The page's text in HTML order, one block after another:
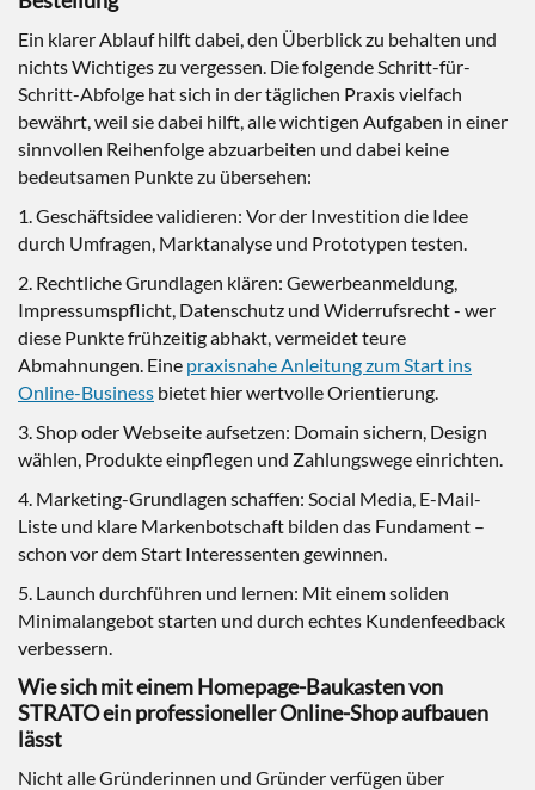
Ein klarer Ablauf hilft dabei, den Überblick zu behalten und
nichts Wichtiges zu vergessen. Die folgende Schritt-für-
Schritt-Abfolge hat sich in der täglichen Praxis vielfach
bewährt, weil sie dabei hilft, alle wichtigen Aufgaben in einer
sinnvollen Reihenfolge abzuarbeiten und dabei keine
bedeutsamen Punkte zu übersehen:
1. Geschäftsidee validieren: Vor der Investition die Idee
durch Umfragen, Marktanalyse und Prototypen testen.
2. Rechtliche Grundlagen klären: Gewerbeanmeldung,
Impressumspflicht, Datenschutz und Widerrufsrecht - wer
diese Punkte frühzeitig abhakt, vermeidet teure
Abmahnungen. Eine praxisnahe Anleitung zum Start ins
Online-Business bietet hier wertvolle Orientierung.
3. Shop oder Webseite aufsetzen: Domain sichern, Design
wählen, Produkte einpflegen und Zahlungswege einrichten.
4. Marketing-Grundlagen schaffen: Social Media, E-Mail-
Liste und klare Markenbotschaft bilden das Fundament –
schon vor dem Start Interessenten gewinnen.
5. Launch durchführen und lernen: Mit einem soliden
Minimalangebot starten und durch echtes Kundenfeedback
verbessern.
Wie sich mit einem Homepage-Baukasten von
STRATO ein professioneller Online-Shop aufbauen
lässt
Nicht alle Gründerinnen und Gründer verfügen über